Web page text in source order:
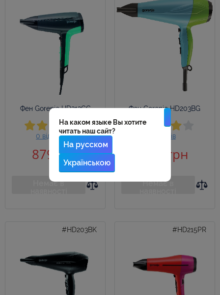
Фен Gorenje HD213GG
0 відгуків
879 грн
Немає в
Фен Gorenje HD203BG
0 відгуків
989 грн
Немає в
#HD203BK #HD215PR
На каком языке Вы хотите
читать наш сайт?
На русском
Українською